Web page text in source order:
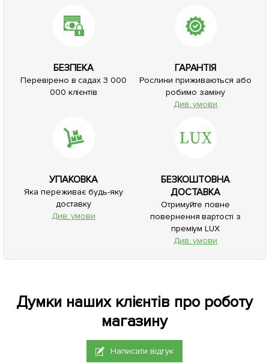
БЕЗПЕКА
Перевірено в садах 3 000
000 клієнтів
ГАРАНТІЯ
Рослини приживаються або
робимо заміну
Див. умови
УПАКОВКА
Яка переживає будь-яку
доставку
Див. умови
БЕЗКОШТОВНА
ДОСТАВКА
Отримуйте повне
повернення вартості з
преміум LUX
Див. умови
Думки наших клієнтів про роботу
магазину
Написати відгук